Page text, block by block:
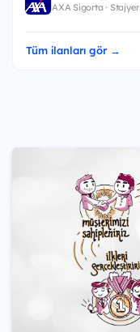
AXA Sigorta · Stajyer
Tüm ilanları gör →